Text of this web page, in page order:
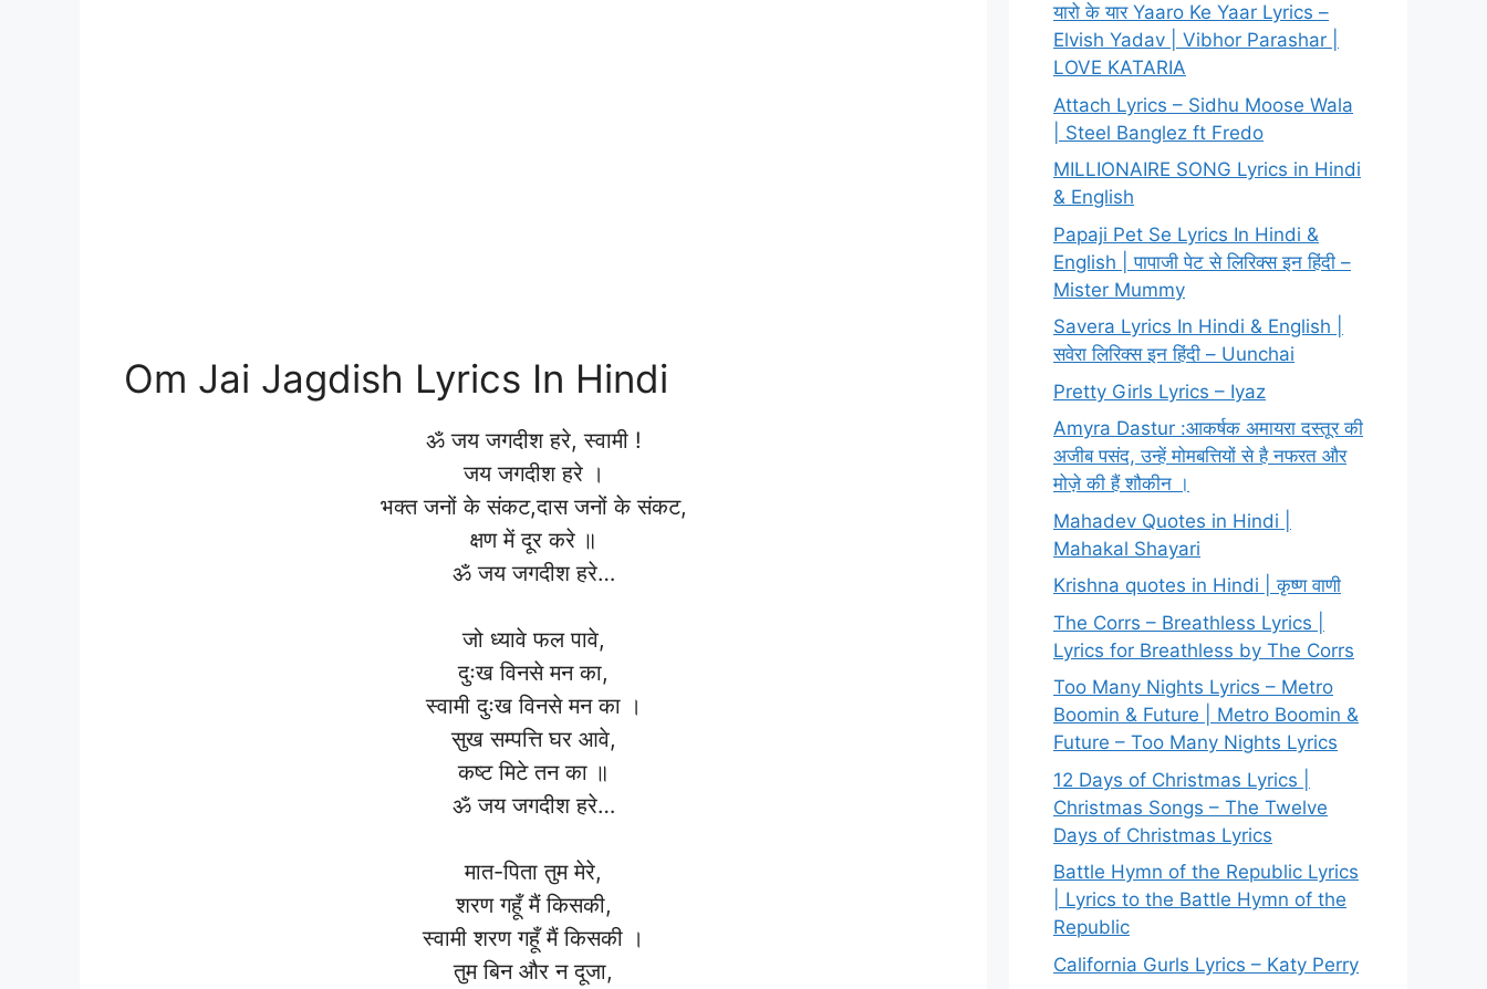
Om Jai Jagdish Lyrics In Hindi
ॐ जय जगदीश हरे, स्वामी !
जय जगदीश हरे ।
भक्त जनों के संकट,दास जनों के संकट,
क्षण में दूर करे ॥
ॐ जय जगदीश हरे…
जो ध्यावे फल पावे,
दुःख विनसे मन का,
स्वामी दुःख विनसे मन का ।
सुख सम्पत्ति घर आवे,
कष्ट मिटे तन का ॥
ॐ जय जगदीश हरे…
मात-पिता तुम मेरे,
शरण गहूँ मैं किसकी,
स्वामी शरण गहूँ मैं किसकी ।
तुम बिन और न दूजा,
यारो के यार Yaaro Ke Yaar Lyrics –
Elvish Yadav | Vibhor Parashar |
LOVE KATARIA
Attach Lyrics – Sidhu Moose Wala
| Steel Banglez ft Fredo
MILLIONAIRE SONG Lyrics in Hindi
& English
Papaji Pet Se Lyrics In Hindi &
English | पापाजी पेट से लिरिक्स इन हिंदी –
Mister Mummy
Savera Lyrics In Hindi & English |
सवेरा लिरिक्स इन हिंदी – Uunchai
Pretty Girls Lyrics – Iyaz
Amyra Dastur :आकर्षक अमायरा दस्तूर की
अजीब पसंद, उन्हें मोमबत्तियों से है नफरत और
मोज़े की हैं शौकीन ।
Mahadev Quotes in Hindi |
Mahakal Shayari
Krishna quotes in Hindi | कृष्ण वाणी
The Corrs – Breathless Lyrics |
Lyrics for Breathless by The Corrs
Too Many Nights Lyrics – Metro
Boomin & Future | Metro Boomin &
Future – Too Many Nights Lyrics
12 Days of Christmas Lyrics |
Christmas Songs – The Twelve
Days of Christmas Lyrics
Battle Hymn of the Republic Lyrics
| Lyrics to the Battle Hymn of the
Republic
California Gurls Lyrics – Katy Perry